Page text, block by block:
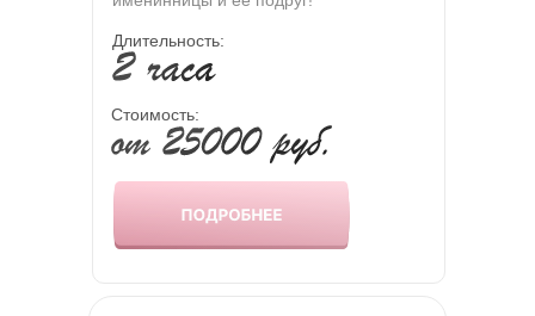
Cтоимость:
Длительность: